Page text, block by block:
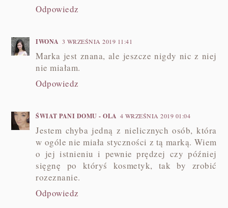
Odpowiedz
IWONA 3 WRZEŚNIA 2019 11:41
Marka jest znana, ale jeszcze nigdy nic z niej
nie miałam.
Odpowiedz
ŚWIAT PANI DOMU - OLA 4 WRZEŚNIA 2019 01:04
Jestem chyba jedną z nielicznych osób, która
w ogóle nie miała styczności z tą marką. Wiem
o jej istnieniu i pewnie prędzej czy później
sięgnę po któryś kosmetyk, tak by zrobić
rozeznanie.
Odpowiedz